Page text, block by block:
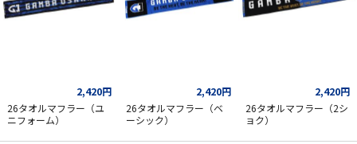
2,420円
26タオルマフラー（ユ
ニフォーム）
2,420円
26タオルマフラー（ベ
ーシック）
2,420円
26タオルマフラー（2シ
ョク）